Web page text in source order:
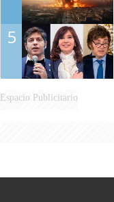
5
Espacio Publicitario